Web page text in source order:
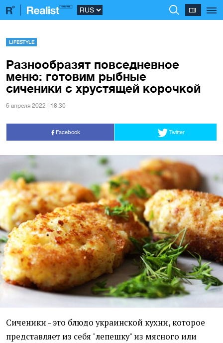
LIFESTYLE
Разнообразят повседневное
меню: готовим рыбные
сиченики с хрустящей корочкой
6 апреля 2022 | 18:30
Facebook Twitter
Сиченики - это блюдо украинской кухни, которое
представляет из себя "лепешку" из мясного или